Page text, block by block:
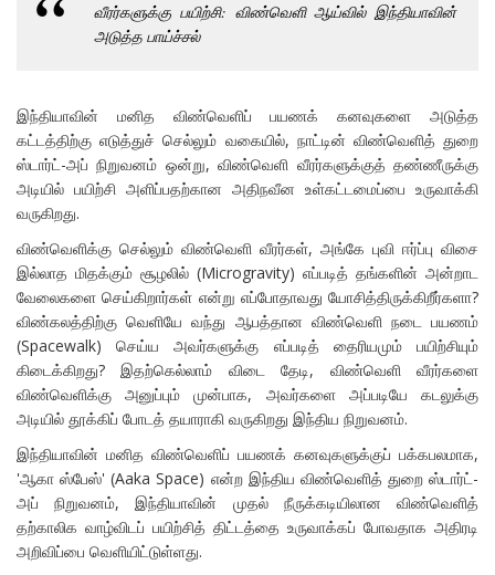
வீரர்களுக்கு பயிற்சி: விண்வெளி ஆய்வில் இந்தியாவின்
அடுத்த பாய்ச்சல்
இந்தியாவின் மனித விண்வெளிப் பயணக் கனவுகளை அடுத்த
கட்டத்திற்கு எடுத்துச் செல்லும் வகையில், நாட்டின் விண்வெளித் துறை
ஸ்டார்ட்-அப் நிறுவனம் ஒன்று, விண்வெளி வீரர்களுக்குத் தண்ணீருக்கு
அடியில் பயிற்சி அளிப்பதற்கான அதிநவீன உள்கட்டமைப்பை உருவாக்கி
வருகிறது.
விண்வெளிக்கு செல்லும் விண்வெளி வீரர்கள், அங்கே புவி ஈர்ப்பு விசை
இல்லாத மிதக்கும் சூழலில் (Microgravity) எப்படித் தங்களின் அன்றாட
வேலைகளை செய்கிறார்கள் என்று எப்போதாவது யோசித்திருக்கிறீர்களா?
விண்கலத்திற்கு வெளியே வந்து ஆபத்தான விண்வெளி நடை பயணம்
(Spacewalk) செய்ய அவர்களுக்கு எப்படித் தைரியமும் பயிற்சியும்
கிடைக்கிறது? இதற்கெல்லாம் விடை தேடி, விண்வெளி வீரர்களை
விண்வெளிக்கு அனுப்பும் முன்பாக, அவர்களை அப்படியே கடலுக்கு
அடியில் தூக்கிப் போடத் தயாராகி வருகிறது இந்திய நிறுவனம்.
இந்தியாவின் மனித விண்வெளிப் பயணக் கனவுகளுக்குப் பக்கபலமாக,
'ஆகா ஸ்பேஸ்' (Aaka Space) என்ற இந்திய விண்வெளித் துறை ஸ்டார்ட்-
அப் நிறுவனம், இந்தியாவின் முதல் நீருக்கடியிலான விண்வெளித்
தற்காலிக வாழ்விடப் பயிற்சித் திட்டத்தை உருவாக்கப் போவதாக அதிரடி
அறிவிப்பை வெளியிட்டுள்ளது.